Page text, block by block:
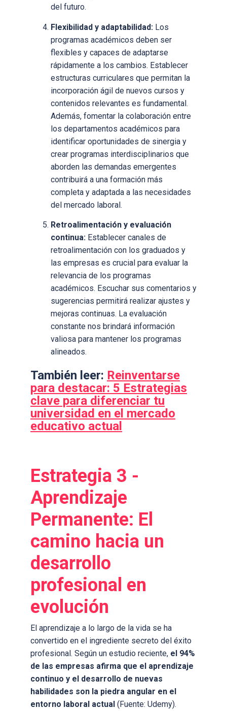
del futuro.
Flexibilidad y adaptabilidad: Los
programas académicos deben ser
flexibles y capaces de adaptarse
rápidamente a los cambios. Establecer
estructuras curriculares que permitan la
incorporación ágil de nuevos cursos y
contenidos relevantes es fundamental.
Además, fomentar la colaboración entre
los departamentos académicos para
identificar oportunidades de sinergia y
crear programas interdisciplinarios que
aborden las demandas emergentes
contribuirá a una formación más
completa y adaptada a las necesidades
del mercado laboral.
Retroalimentación y evaluación
continua: Establecer canales de
retroalimentación con los graduados y
las empresas es crucial para evaluar la
relevancia de los programas
académicos. Escuchar sus comentarios y
sugerencias permitirá realizar ajustes y
mejoras continuas. La evaluación
constante nos brindará información
valiosa para mantener los programas
alineados.
También leer: Reinventarse
para destacar: 5 Estrategias
clave para diferenciar tu
universidad en el mercado
educativo actual
Estrategia 3 -
Aprendizaje
Permanente: El
camino hacia un
desarrollo
profesional en
evolución
El aprendizaje a lo largo de la vida se ha
convertido en el ingrediente secreto del éxito
profesional. Según un estudio reciente, el 94%
de las empresas afirma que el aprendizaje
continuo y el desarrollo de nuevas
habilidades son la piedra angular en el
entorno laboral actual (Fuente: Udemy).